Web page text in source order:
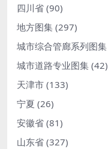
四川省 (90)
地方图集 (297)
城市综合管廊系列图集
城市道路专业图集 (42)
天津市 (133)
宁夏 (26)
安徽省 (81)
山东省 (327)